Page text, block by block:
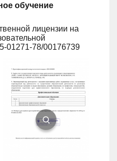
обучение
лицензии на
01271-78/00176739